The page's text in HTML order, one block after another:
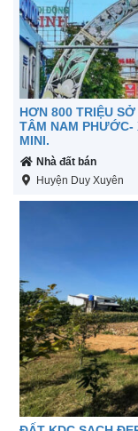
HƠN 800 TRIỆU
TÂM NAM PHƯỚC-
MINI.
Nhà đất bán
Huyện Duy Xuyên